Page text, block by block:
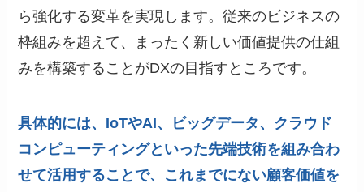
ら強化する変革を実現します。従来のビジネスの
枠組みを超えて、まったく新しい価値提供の仕組
みを構築することがDXの目指すところです。
具体的には、IoTやAI、ビッグデータ、クラウド
コンピューティングといった先端技術を組み合わ
せて活用することで、これまでにない顧客価値を